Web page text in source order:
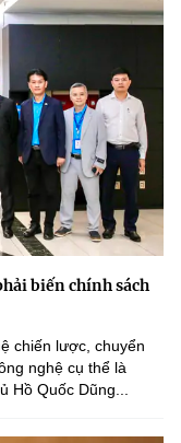
biến chính sách
chiến lược, chuyển
nghệ cụ thể là
Quốc Dũng...